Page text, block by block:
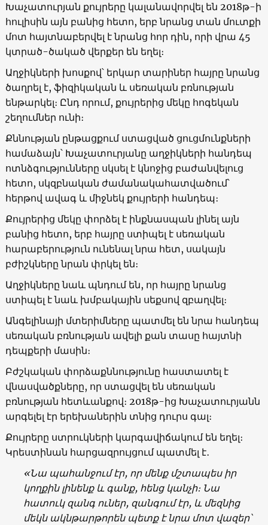
Խաչատուրյան քույրերը կալանավորվել են 2018թ-ի
հուլիսին այն բանից հետո, երբ նրանց տան մուտքի
մոտ հայտնաբերվել է նրանց հոր դին, որի վրա 45
կտրած-ծակած վերքեր են եղել։
Աղջիկների խոսքով՝ երկար տարիներ հայրը նրանց
ծաղրել է, ֆիզիկական և սեռական բռնության
ենթարկել։ Ընդ որում, քույրերից մեկը հոգեկան
շեղումներ ունի։
Քննության ընթացքում ստացված ցուցմունքների
համաձայն՝ Խաչատուրյանը աղջիկների հանդեպ
ոտնձգությունները սկսել է կնոջից բաժանվելուց
հետո, սկզբնական ժամանակահատվածում՝
հերթով ավագ և միջնեկ քույրերի հանդեպ։
Քույրերից մեկը փորձել է ինքնասպան լինել այն
բանից հետո, երբ հայրը ստիպել է սեռական
հարաբերություն ունենալ նրա հետ, սակայն
բժիշկները նրան փրկել են։
Աղջիկները նաև պնդում են, որ հայրը նրանց
ստիպել է նաև խմբակային սեքսով զբաղվել։
Անգելինայի մտերիմները պատմել են նրա հանդեպ
սեռական բռնության ավելի քան տասը հայտնի
դեպքերի մասին։
Բժշկական փորձաքննությունը հաստատել է
վնասվածքները, որ ստացվել են սեռական
բռնության հետևանքով։ 2018թ-ից Խաչատուրյանն
արգելել էր երեխաներին տնից դուրս գալ։
Քույրերը ստրուկների կարգավիճակում են եղել։
Կրեստինան հարցազրույցում պատմել է․
«Նա պահանջում էր, որ մենք մշտապես իր
կողքին լինենք և գանք, հենց կանչի։ Նա
հատուկ զանգ ուներ, զանգում էր, և մեզնից
մեկն ակնթարթորեն պետք է նրա մոտ վազեր՝